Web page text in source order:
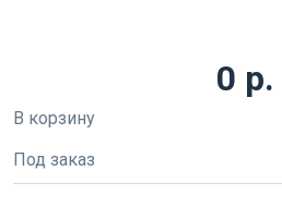
0 р.
В корзину
Под заказ